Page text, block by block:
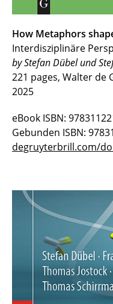
How Metaphors
Interdisziplinäre
by Stefan Dübel und
221 pages, Walter de
2025
eBook ISBN:
Gebunden ISBN:
degruyterbrill.com/